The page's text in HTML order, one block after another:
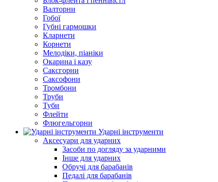
Валторни
Гобої
Губні гармошки
Кларнети
Корнети
Мелодіки, піаніки
Окарина і казу
Саксгорни
Саксофони
Тромбони
Труби
Туби
Флейти
Флюгельгорни
Ударні інструменти
Аксесуари для ударних
Засоби по догляду за ударними
Інше для ударних
Обручі для барабанів
Педалі для барабанів